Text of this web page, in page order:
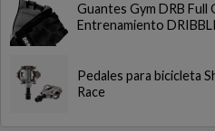
Guantes Gym DRB Full
Entrenamiento
Pedales para bicicleta
Race